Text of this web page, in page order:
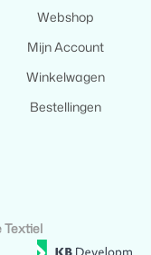
Webshop
Mijn Account
Winkelwagen
Bestellingen
Textiel